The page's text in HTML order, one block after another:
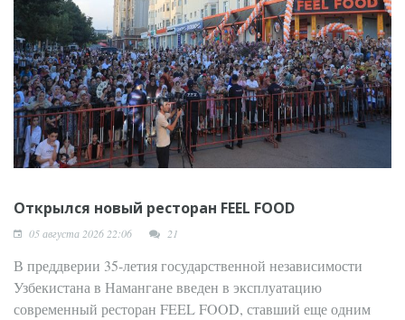
Открылся новый ресторан FEEL FOOD
05 августа 2026 22:06 21
В преддверии 35-летия государственной независимости
Узбекистана в Намангане введен в эксплуатацию
современный ресторан FEEL FOOD, ставший еще одним